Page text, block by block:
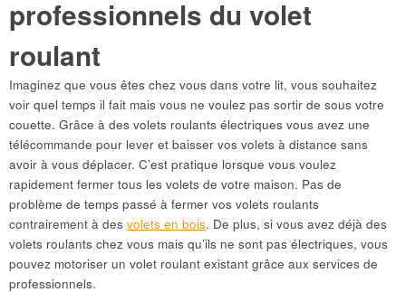
professionnels du volet
roulant
Imaginez que vous êtes chez vous dans votre lit, vous souhaitez
voir quel temps il fait mais vous ne voulez pas sortir de sous votre
couette. Grâce à des volets roulants électriques vous avez une
télécommande pour lever et baisser vos volets à distance sans
avoir à vous déplacer. C’est pratique lorsque vous voulez
rapidement fermer tous les volets de votre maison. Pas de
problème de temps passé à fermer vos volets roulants
contrairement à des volets en bois. De plus, si vous avez déjà des
volets roulants chez vous mais qu’ils ne sont pas électriques, vous
pouvez motoriser un volet roulant existant grâce aux services de
professionnels.